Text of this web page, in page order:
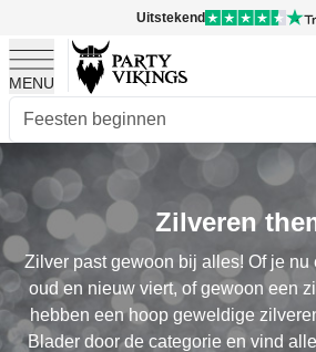
Uitstekend
MENU
Ga naar de inhoud
Zilveren
Zilver past gewoon bij alles! Of je nu
oud en nieuw viert, of gewoon een
hebben een hoop geweldige
Blader door de categorie en vind